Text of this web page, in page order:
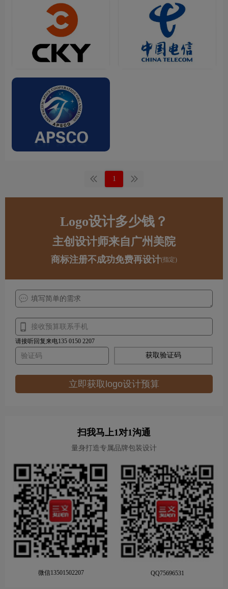
1
Logo设计多少钱？
主创设计师来自广州美院
商标注册不成功免费再设计(指定)
请接听回复来电135 0150 2207
获取验证码
立即获取logo设计预算
扫我马上1对1沟通
量身打造专属品牌包装设计
微信13501502207 QQ75696531